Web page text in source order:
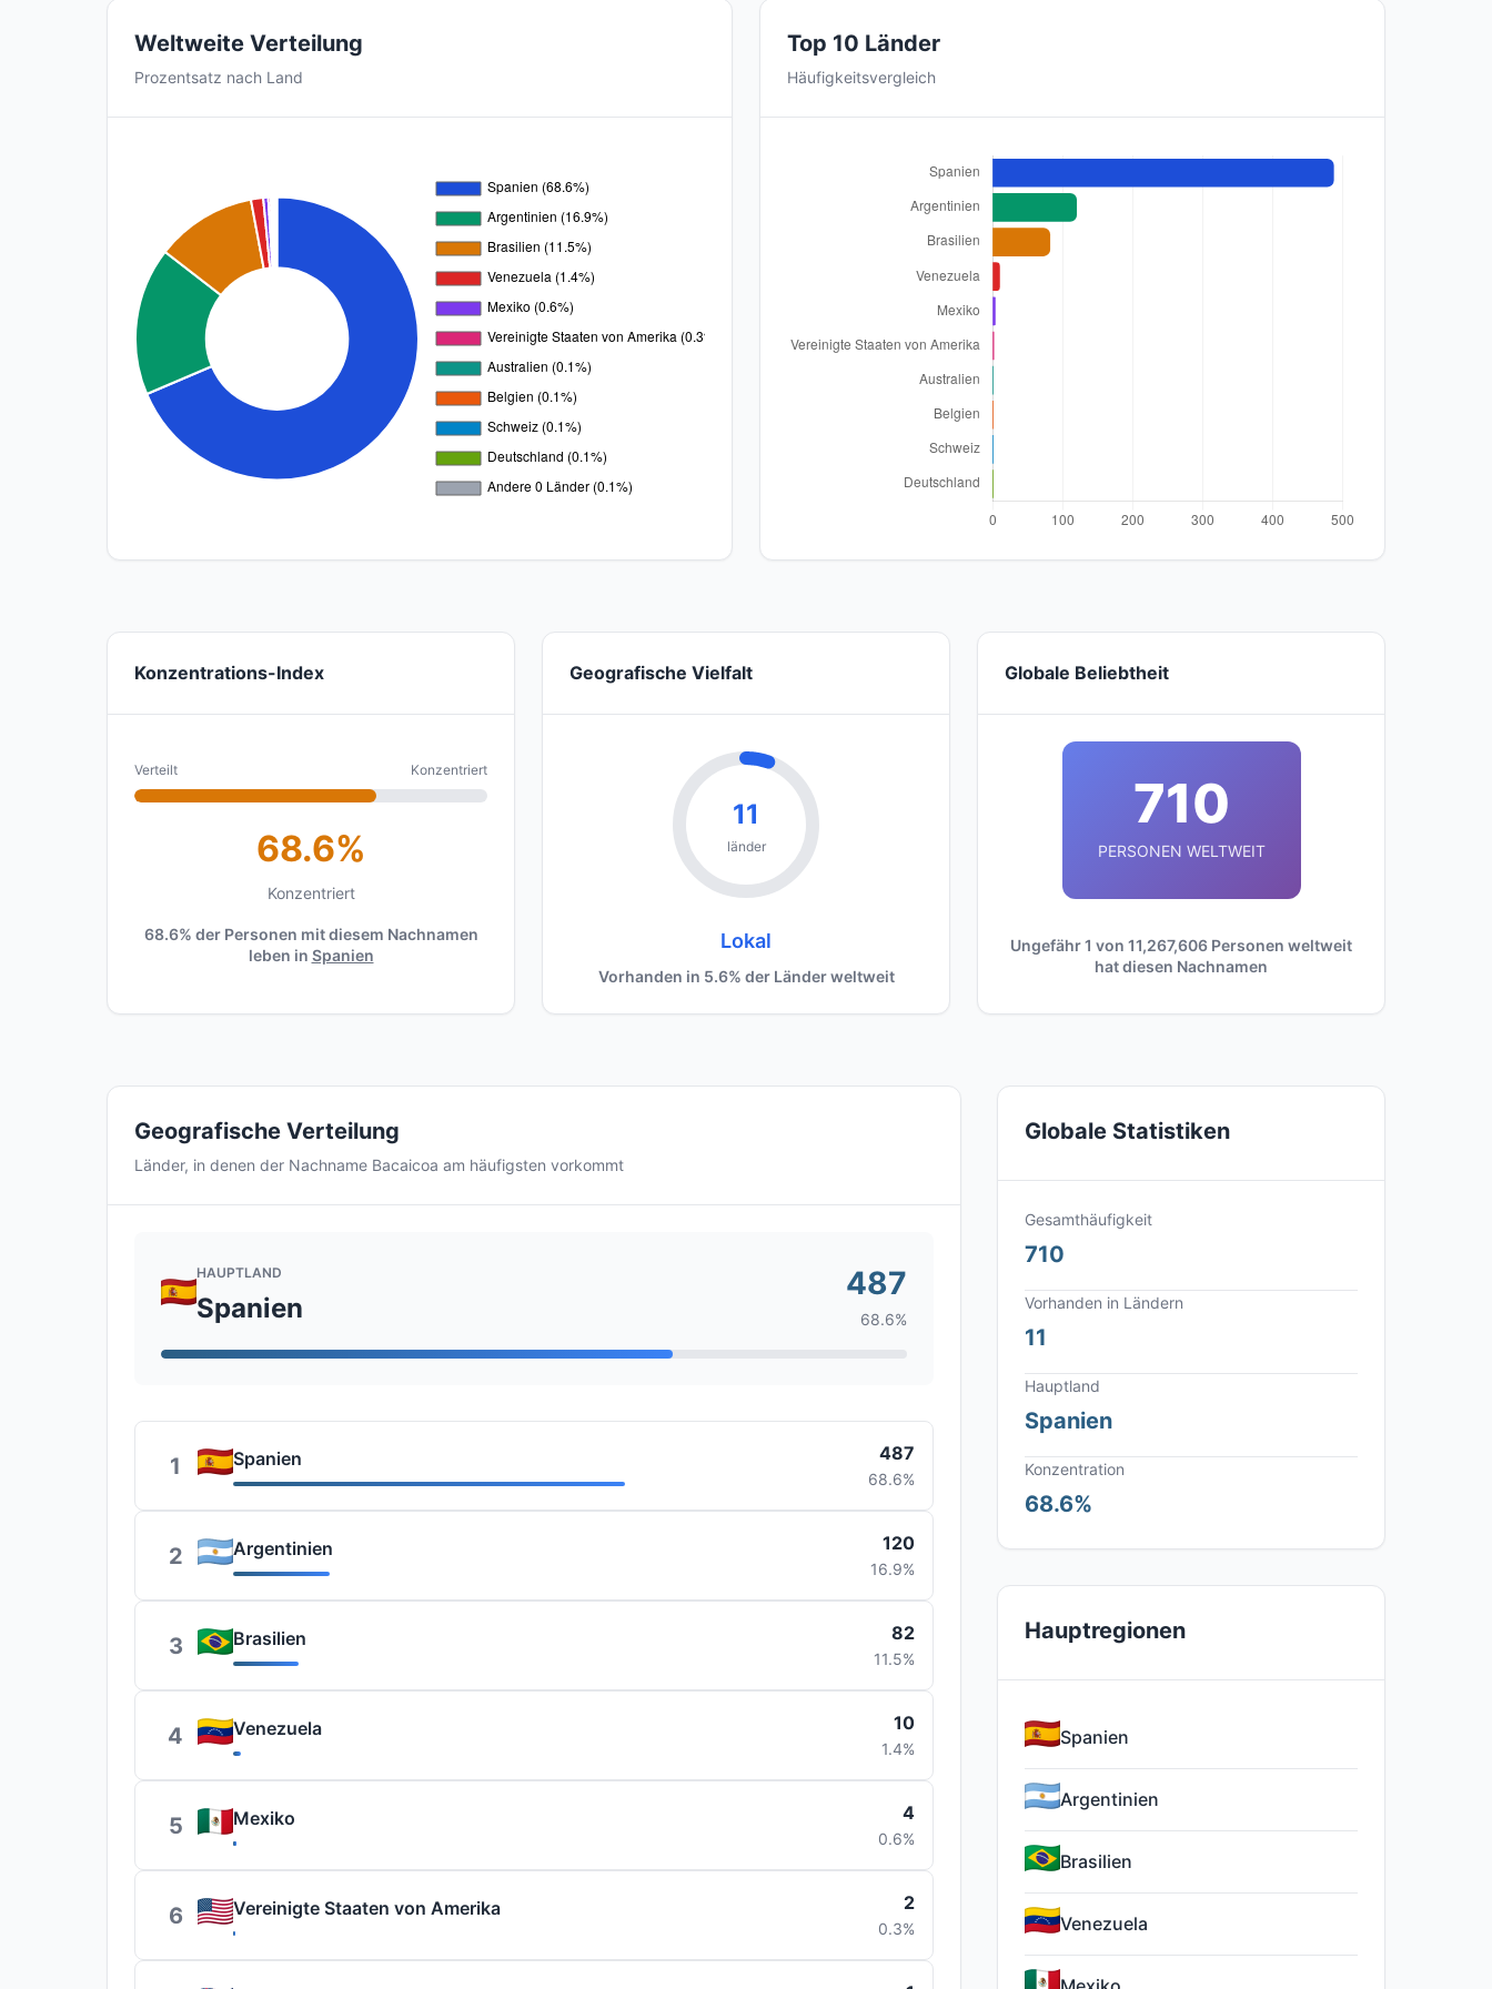
Weltweite Verteilung
Prozentsatz nach Land
Top 10 Länder
Häufigkeitsvergleich
Konzentrations-Index
Verteilt Konzentriert
68.6%
Konzentriert
68.6% der Personen mit diesem Nachnamen
leben in Spanien
Geografische Vielfalt
11
länder
Lokal
Vorhanden in 5.6% der Länder weltweit
Globale Beliebtheit
710
PERSONEN WELTWEIT
Ungefähr 1 von 11,267,606 Personen weltweit
hat diesen Nachnamen
Geografische Verteilung
Länder, in denen der Nachname Bacaicoa am häufigsten vorkommt
HAUPTLAND
Spanien
487
68.6%
1 Spanien 487
68.6%
2 Argentinien 120
16.9%
3 Brasilien 82
11.5%
4 Venezuela 10
1.4%
5 Mexiko 4
0.6%
6 Vereinigte Staaten von Amerika 2
0.3%
Globale Statistiken
Gesamthäufigkeit
710
Vorhanden in Ländern
11
Hauptland
Spanien
Konzentration
68.6%
Hauptregionen
Spanien
Argentinien
Brasilien
Venezuela